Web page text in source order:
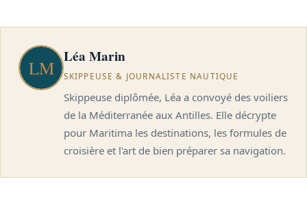
Léa Marin
SKIPPEUSE & JOURNALISTE NAUTIQUE
Skippeuse diplômée, Léa a convoyé des voiliers
de la Méditerranée aux Antilles. Elle décrypte
pour Maritima les destinations, les formules de
croisière et l'art de bien préparer sa navigation.